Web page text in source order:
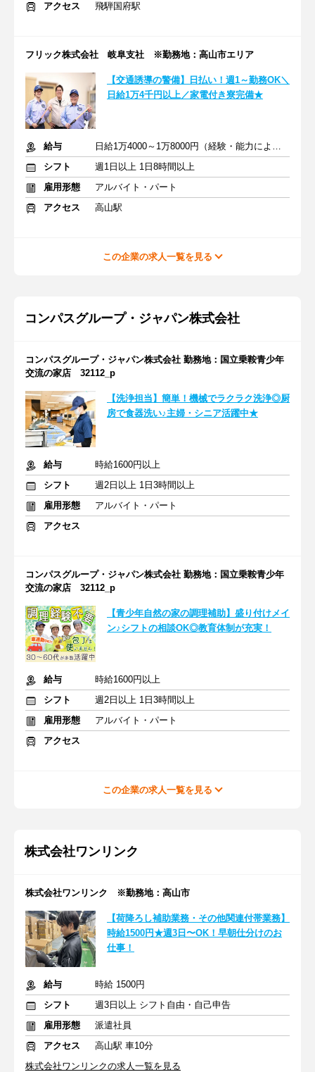
アクセス
飛騨国府駅
フリック株式会社 岐阜支社 ※勤務地：高山市エリア
【交通誘導の警備】日払い！週1～勤務OK＼
日給1万4千円以上／家電付き寮完備★
給与
日給1万4000～1万8000円（経験・能力による）
シフト
週1日以上 1日8時間以上
雇用形態
アルバイト・パート
アクセス
高山駅
この企業の求人一覧を見る
コンパスグループ・ジャパン株式会社
コンパスグループ・ジャパン株式会社 勤務地：国立乗鞍青少年
交流の家店 32112_p
【洗浄担当】簡単！機械でラクラク洗浄◎厨
房で食器洗い♪主婦・シニア活躍中★
給与
時給1600円以上
シフト
週2日以上 1日3時間以上
雇用形態
アルバイト・パート
アクセス
コンパスグループ・ジャパン株式会社 勤務地：国立乗鞍青少年
交流の家店 32112_p
【青少年自然の家の調理補助】盛り付けメイ
ン♪シフトの相談OK◎教育体制が充実！
給与
時給1600円以上
シフト
週2日以上 1日3時間以上
雇用形態
アルバイト・パート
アクセス
この企業の求人一覧を見る
株式会社ワンリンク
株式会社ワンリンク ※勤務地：高山市
【荷降ろし補助業務・その他関連付帯業務】
時給1500円★週3日〜OK！早朝仕分けのお
仕事！
給与
時給 1500円
シフト
週3日以上 シフト自由・自己申告
雇用形態
派遣社員
アクセス
高山駅 車10分
株式会社ワンリンクの求人一覧を見る